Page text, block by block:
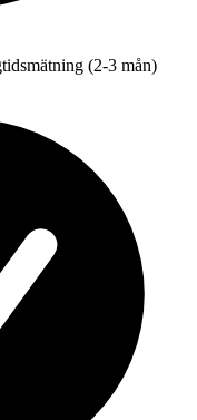
(2-3 mån)